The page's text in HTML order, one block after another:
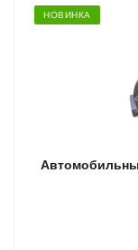
НОВИНКА